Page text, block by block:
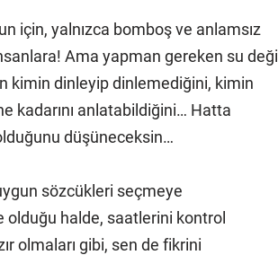
için, yalnızca bomboş ve anlamsız
Ama yapman gereken su değil
kimin dinleyip dinlemediğini, kimin
kadarını anlatabildiğini… Hatta
olduğunu düşüneceksin…
sözcükleri seçmeye
olduğu halde, saatlerini kontrol
olmaları gibi, sen de fikrini